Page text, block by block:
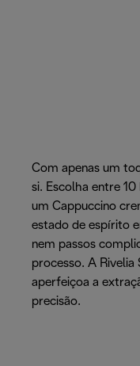
Com apenas um
si. Escolha entre
um Cappuccino
estado de espírito
nem passos
processo. A
aperfeiçoa a
precisão.